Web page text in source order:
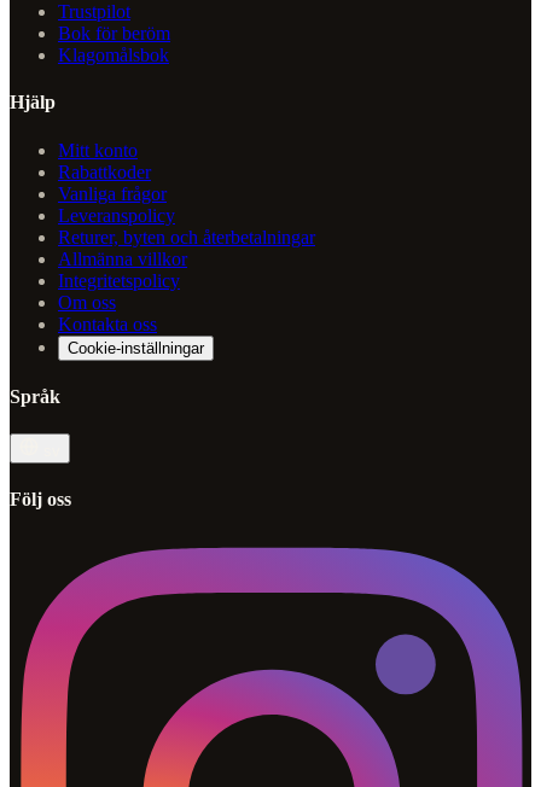
Trustpilot
Bok för beröm
Klagomålsbok
Hjälp
Mitt konto
Rabattkoder
Vanliga frågor
Leveranspolicy
Returer, byten och återbetalningar
Allmänna villkor
Integritetspolicy
Om oss
Kontakta oss
Cookie-inställningar
Språk
Följ oss